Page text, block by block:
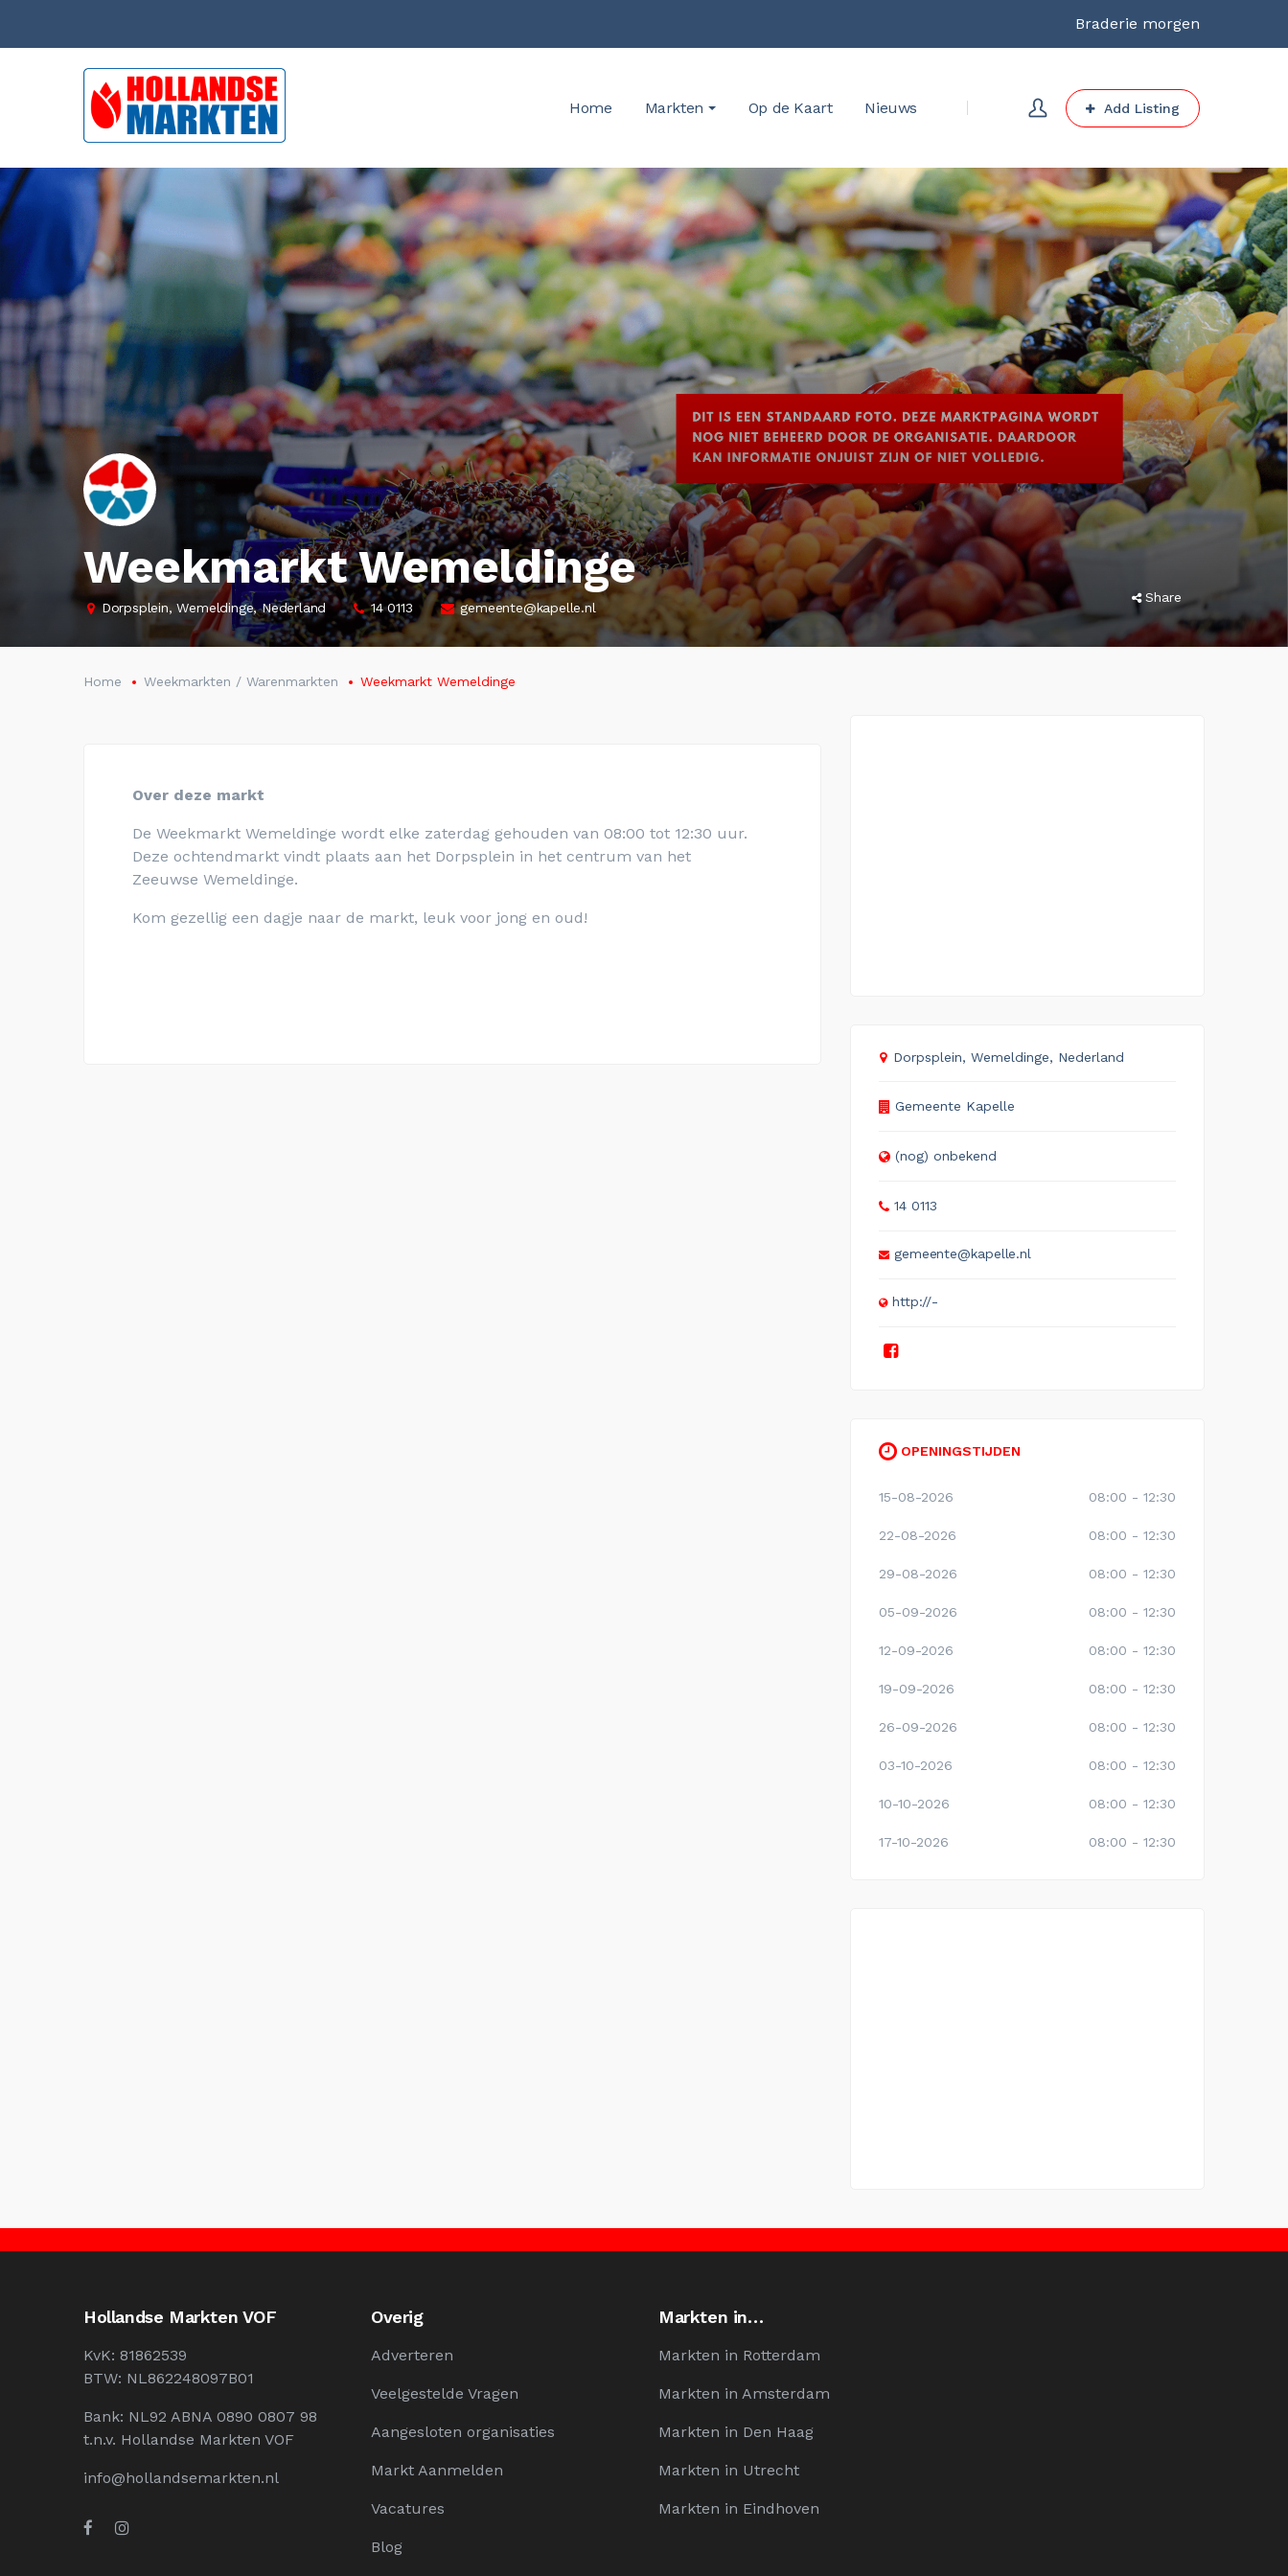
Braderie morgen
Home Markten Op de Kaart Nieuws Add Listing
Weekmarkt Wemeldinge
Dorpsplein, Wemeldinge, Nederland 14 0113 gemeente@kapelle.nl
Share
Home Weekmarkten / Warenmarkten Weekmarkt Wemeldinge
Over deze markt
De Weekmarkt Wemeldinge wordt elke zaterdag gehouden van 08:00 tot 12:30 uur.
Deze ochtendmarkt vindt plaats aan het Dorpsplein in het centrum van het
Zeeuwse Wemeldinge.
Kom gezellig een dagje naar de markt, leuk voor jong en oud!
Dorpsplein, Wemeldinge, Nederland
Gemeente Kapelle
(nog) onbekend
14 0113
gemeente@kapelle.nl
http://-
OPENINGSTIJDEN
15-08-2026 08:00 - 12:30
22-08-2026 08:00 - 12:30
29-08-2026 08:00 - 12:30
05-09-2026 08:00 - 12:30
12-09-2026 08:00 - 12:30
19-09-2026 08:00 - 12:30
26-09-2026 08:00 - 12:30
03-10-2026 08:00 - 12:30
10-10-2026 08:00 - 12:30
17-10-2026 08:00 - 12:30
Hollandse Markten VOF
KvK: 81862539
BTW: NL862248097B01
Bank: NL92 ABNA 0890 0807 98
t.n.v. Hollandse Markten VOF
info@hollandsemarkten.nl
Overig
Adverteren
Veelgestelde Vragen
Aangesloten organisaties
Markt Aanmelden
Vacatures
Blog
Markten in…
Markten in Rotterdam
Markten in Amsterdam
Markten in Den Haag
Markten in Utrecht
Markten in Eindhoven